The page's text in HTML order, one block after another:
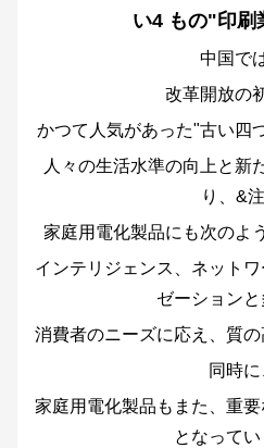
い4 もの"印刷
中国で
改革開放の
かつて人気があった"古い四
人々の生活水準の向上と新
り、&
家庭用電化製品にも次のよ
インテリジェンス、ネット
ゼーションと
消費者のニーズに応え、質の
同時に
家庭用電化製品もまた、重
となってい